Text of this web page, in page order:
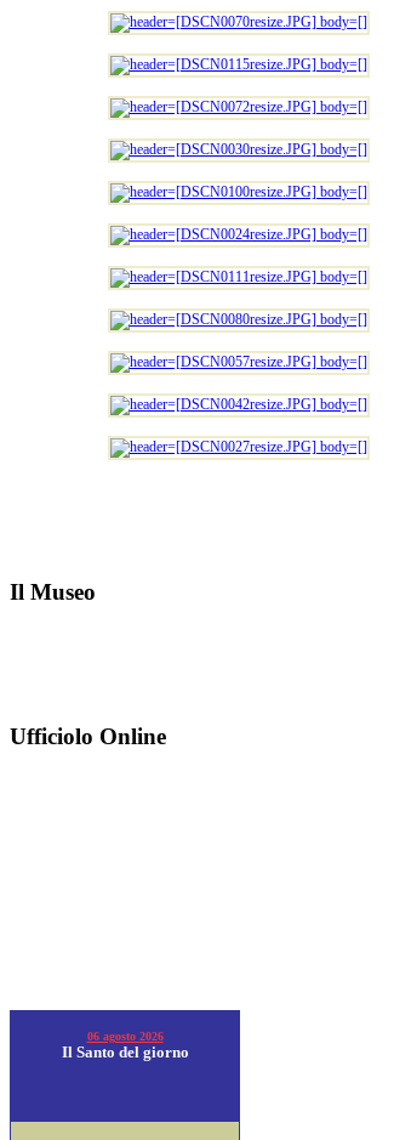
Il Museo
Ufficiolo Online
06 agosto 2026
Il Santo del giorno